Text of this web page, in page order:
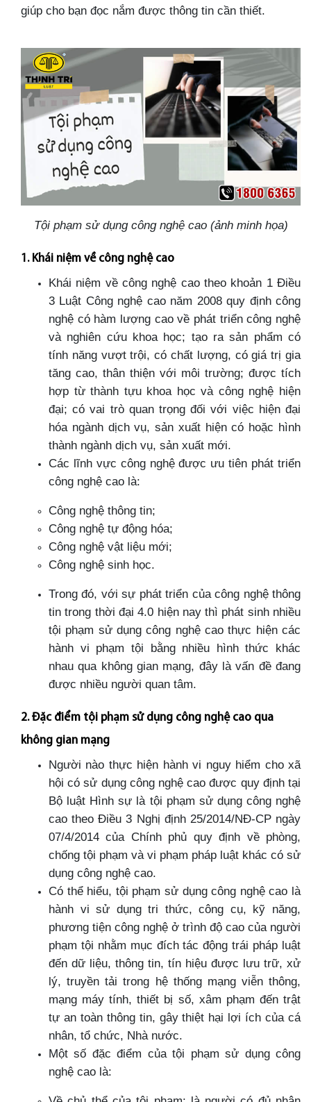
giúp cho bạn đọc nắm được thông tin cần thiết.
Tội phạm sử dụng công nghệ cao (ảnh minh họa)
1. Khái niệm về công nghệ cao
Khái niệm về công nghệ cao theo khoản 1 Điều
3 Luật Công nghệ cao năm 2008 quy định công
nghệ có hàm lượng cao về phát triển công nghệ
và nghiên cứu khoa học; tạo ra sản phẩm có
tính năng vượt trội, có chất lượng, có giá trị gia
tăng cao, thân thiện với môi trường; được tích
hợp từ thành tựu khoa học và công nghệ hiện
đại; có vai trò quan trọng đối với việc hiện đại
hóa ngành dịch vụ, sản xuất hiện có hoặc hình
thành ngành dịch vụ, sản xuất mới.
Các lĩnh vực công nghệ được ưu tiên phát triển
công nghệ cao là:
Công nghệ thông tin;
Công nghệ tự động hóa;
Công nghệ vật liệu mới;
Công nghệ sinh học.
Trong đó, với sự phát triển của công nghệ thông
tin trong thời đại 4.0 hiện nay thì phát sinh nhiều
tội phạm sử dụng công nghệ cao thực hiện các
hành vi phạm tội bằng nhiều hình thức khác
nhau qua không gian mạng, đây là vấn đề đang
được nhiều người quan tâm.
2. Đặc điểm tội phạm sử dụng công nghệ cao qua
không gian mạng
Người nào thực hiện hành vi nguy hiểm cho xã
hội có sử dụng công nghệ cao được quy định tại
Bộ luật Hình sự là tội phạm sử dụng công nghệ
cao theo Điều 3 Nghị định 25/2014/NĐ-CP ngày
07/4/2014 của Chính phủ quy định về phòng,
chống tội phạm và vi phạm pháp luật khác có sử
dụng công nghệ cao.
Có thể hiểu, tội phạm sử dụng công nghệ cao là
hành vi sử dụng tri thức, công cụ, kỹ năng,
phương tiện công nghệ ở trình độ cao của người
phạm tội nhằm mục đích tác động trái pháp luật
đến dữ liệu, thông tin, tín hiệu được lưu trữ, xử
lý, truyền tải trong hệ thống mạng viễn thông,
mạng máy tính, thiết bị số, xâm phạm đến trật
tự an toàn thông tin, gây thiệt hại lợi ích của cá
nhân, tổ chức, Nhà nước.
Một số đặc điểm của tội phạm sử dụng công
nghệ cao là: